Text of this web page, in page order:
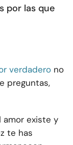
por las que
verdadero no
preguntas,
amor existe y
te has